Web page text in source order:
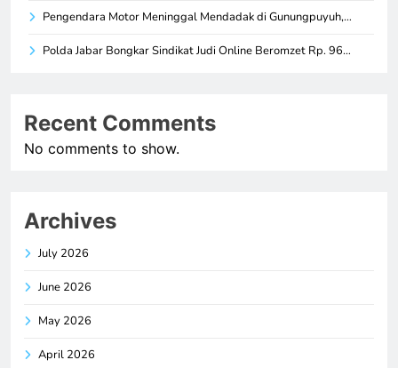
Pengendara Motor Meninggal Mendadak di Gunungpuyuh,…
Polda Jabar Bongkar Sindikat Judi Online Beromzet Rp. 96…
Recent Comments
No comments to show.
Archives
July 2026
June 2026
May 2026
April 2026